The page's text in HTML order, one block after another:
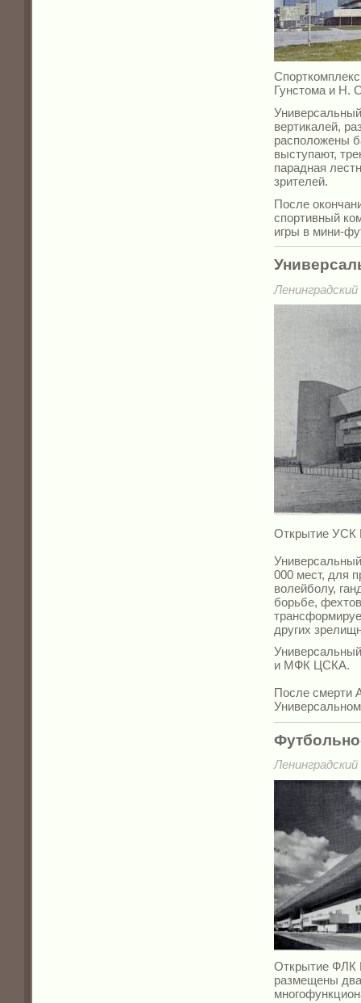
Гунстома и Н.
вертикалей,
расположены
выступают,
парадная
зрителей.
После
спортивный
игры в мини-
Открытие УСК
000 мест, для
волейболу,
борьбе,
других
и МФК ЦСКА.
После смерти
Открытие ФЛК
размещены